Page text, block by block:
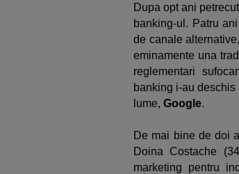
Dupa opt ani
banking-ul. Patru
de canale
eminamente una
reglementari
banking i-au
lume, Google.
De mai bine de doi
Doina Costache
marketing pentru